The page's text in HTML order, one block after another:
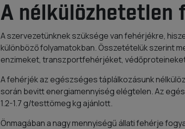
A nélkülözhetetlen
A szervezetünknek szüksége van fehérjékre,
különböző folyamatokban. Összetételük szerint
enzimeket, transzportfehérjéket,
A fehérjék az egészséges táplálkozásunk
során bevitt energiamennyiség elégtelen. Az
1.2-1.7 g/testtömeg kg ajánlott.
Önmagában a nagy mennyiségű állati fehérje